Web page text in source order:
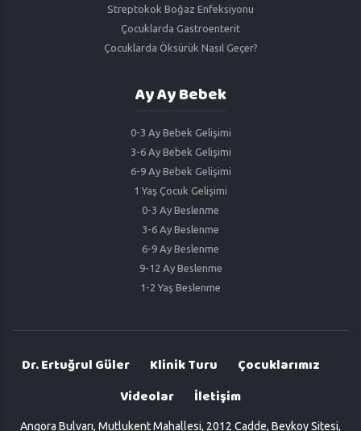
Streptokok Boğaz Enfeksiyonu
Çocuklarda Gastroenterit
Çocuklarda Öksürük Nasıl Geçer?
Ay Ay Bebek
0-3 Ay Bebek Gelişimi
3-6 Ay Bebek Gelişimi
6-9 Ay Bebek Gelişimi
1 Yaş Çocuk Gelişimi
0-3 Ay Beslenme
3-6 Ay Beslenme
6-9 Ay Beslenme
9-12 Ay Beslenme
1-2 Yaş Beslenme
Dr. Ertuğrul Güler Klinik Turu
Çocuklarımız
Videolar
İletişim
Angora Bulvarı, Mutlukent Mahallesi, 2012 Cadde, Beykoy Sitesi,